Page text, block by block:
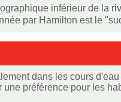
inférieur de la
par Hamilton est le
dans les cours
une préférence pour les